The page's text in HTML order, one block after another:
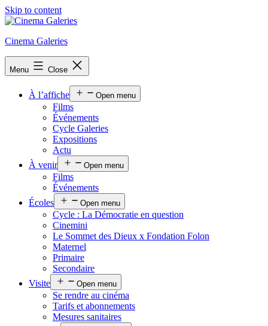
Skip to content
Cinema Galeries
Menu Close
À l’affiche Open menu
Films
Événements
Cycle Galeries
Expositions
Actu
À venir
Open menu
Films
Événements
Écoles
Open menu
Cycle : La Démocratie en question
Cinemini
Le Sommet des Dieux x Fondation Folon
Maternel
Primaire
Secondaire
Visite
Open menu
Se rendre au cinéma
Tarifs et abonnements
Mesures sanitaires